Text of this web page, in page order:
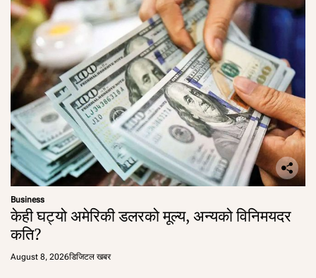
Business
केही घट्यो अमेरिकी डलरको मूल्य, अन्यको विनिमयदर
कति?
August 8, 2026डिजिटल खबर